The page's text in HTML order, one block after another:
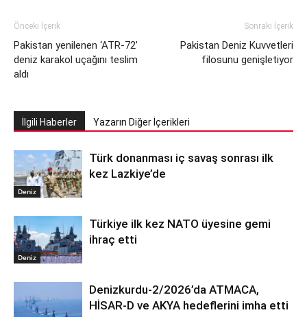
Önceki İçerik
Pakistan yenilenen ‘ATR-72’
deniz karakol uçağını teslim
aldı
Sonraki İçerik
Pakistan Deniz Kuvvetleri
filosunu genişletiyor
İlgili Haberler Yazarın Diğer İçerikleri
Deniz
Türk donanması iç savaş sonrası ilk
kez Lazkiye’de
Deniz
Türkiye ilk kez NATO üyesine gemi
ihraç etti
Denizkurdu-2/2026’da ATMACA,
HİSAR-D ve AKYA hedeflerini imha etti